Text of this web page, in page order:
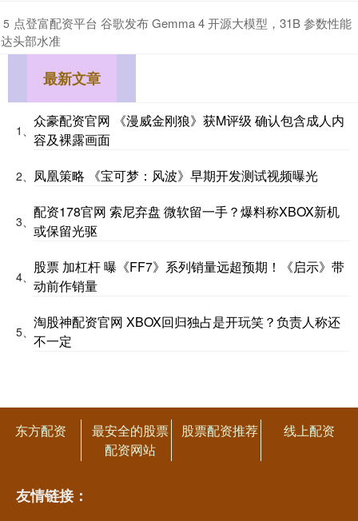
5 ​点登富配资平台 谷歌发布 Gemma 4 开源大模型，31B 参数性能
达头部水准
最新文章
1、
众豪配资官网 《漫威金刚狼》获M评级 确认包含成人内
容及裸露画面
2、 凤凰策略 《宝可梦：风波》早期开发测试视频曝光
3、
配资178官网 索尼弃盘 微软留一手？爆料称XBOX新机
或保留光驱
4、
股票 加杠杆 曝《FF7》系列销量远超预期！《启示》带
动前作销量
5、
淘股神配资官网 XBOX回归独占是开玩笑？负责人称还
不一定
东方配资
最安全的股票
配资网站
股票配资推荐 线上配资
友情链接：